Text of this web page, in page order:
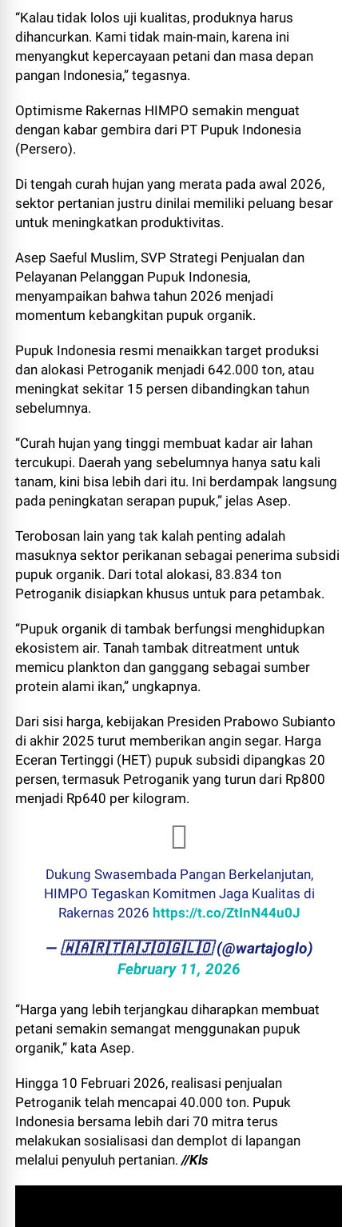
“Kalau tidak lolos uji kualitas, produknya harus
dihancurkan. Kami tidak main-main, karena ini
menyangkut kepercayaan petani dan masa depan
pangan Indonesia,” tegasnya.
Optimisme Rakernas HIMPO semakin menguat
dengan kabar gembira dari PT Pupuk Indonesia
(Persero).
Di tengah curah hujan yang merata pada awal 2026,
sektor pertanian justru dinilai memiliki peluang besar
untuk meningkatkan produktivitas.
Asep Saeful Muslim, SVP Strategi Penjualan dan
Pelayanan Pelanggan Pupuk Indonesia,
menyampaikan bahwa tahun 2026 menjadi
momentum kebangkitan pupuk organik.
Pupuk Indonesia resmi menaikkan target produksi
dan alokasi Petroganik menjadi 642.000 ton, atau
meningkat sekitar 15 persen dibandingkan tahun
sebelumnya.
“Curah hujan yang tinggi membuat kadar air lahan
tercukupi. Daerah yang sebelumnya hanya satu kali
tanam, kini bisa lebih dari itu. Ini berdampak langsung
pada peningkatan serapan pupuk,” jelas Asep.
Terobosan lain yang tak kalah penting adalah
masuknya sektor perikanan sebagai penerima subsidi
pupuk organik. Dari total alokasi, 83.834 ton
Petroganik disiapkan khusus untuk para petambak.
“Pupuk organik di tambak berfungsi menghidupkan
ekosistem air. Tanah tambak ditreatment untuk
memicu plankton dan ganggang sebagai sumber
protein alami ikan,” ungkapnya.
Dari sisi harga, kebijakan Presiden Prabowo Subianto
di akhir 2025 turut memberikan angin segar. Harga
Eceran Tertinggi (HET) pupuk subsidi dipangkas 20
persen, termasuk Petroganik yang turun dari Rp800
menjadi Rp640 per kilogram.
Dukung Swasembada Pangan Berkelanjutan,
HIMPO Tegaskan Komitmen Jaga Kualitas di
Rakernas 2026 https://t.co/ZtInN44u0J
— ​🇼​​🇦​​🇷​​🇹​​🇦​​🇯​​🇴​​🇬​​🇱​​🇴 (@wartajoglo)
February 11, 2026
“Harga yang lebih terjangkau diharapkan membuat
petani semakin semangat menggunakan pupuk
organik,” kata Asep.
Hingga 10 Februari 2026, realisasi penjualan
Petroganik telah mencapai 40.000 ton. Pupuk
Indonesia bersama lebih dari 70 mitra terus
melakukan sosialisasi dan demplot di lapangan
melalui penyuluh pertanian. //Kls